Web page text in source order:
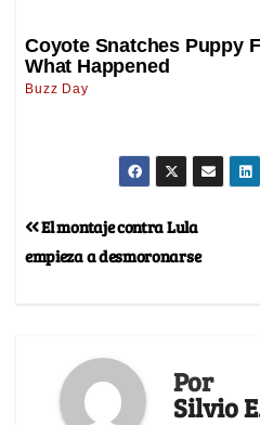
El montaje contra Lula
empieza a desmoronarse
Por
Silvio